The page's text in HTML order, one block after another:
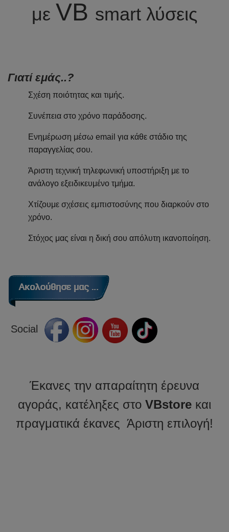
με VB smart λύσεις
Γιατί εμάς..?
Σχέση ποιότητας και τιμής.
Συνέπεια στο χρόνο παράδοσης.
Ενημέρωση μέσω email για κάθε στάδιο της
παραγγελίας σου.
Άριστη τεχνική τηλεφωνική υποστήριξη με το
ανάλογο εξειδικευμένο τμήμα.
Χτίζουμε σχέσεις εμπιστοσύνης που διαρκούν στο
χρόνο.
Στόχος μας είναι η δική σου απόλυτη ικανοποίηση.
Social
Έκανες την απαραίτητη έρευνα
αγοράς, κατέληξες στο VBstore και
πραγματικά έκανες Άριστη επιλογή!